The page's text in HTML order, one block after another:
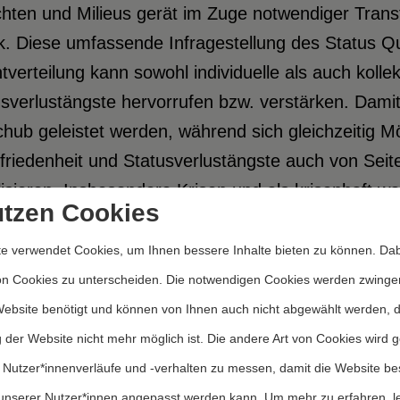
und Milieus gerät im Zuge notwendiger
Diese umfassende Infragestellung des Status
kann sowohl individuelle als auch
hervorrufen bzw. verstärken.
geleistet werden, während sich gleichzeitig
und Statusverlustängste auch von
Insbesondere Krisen und als krisenhaft
von antidemokratischen und rechtsextremen
um ihre gesellschaftliche Anschlussfähigkeit
bedenklich stimmen, dass eine verbreitete
in der Klima- und
liberaler Demokratien maßgeblich
allen voran die AfD, profitieren
Cookies
verwendet Cookies, um Ihnen bessere Inhalte bieten zu können.
Cookies zu unterscheiden. Die notwendigen Cookies werden
benötigt und können von Ihnen auch nicht abgewählt werden,
der Website nicht mehr möglich ist. Die andere Art von Cookies wird
und -verhalten zu messen, damit die Website